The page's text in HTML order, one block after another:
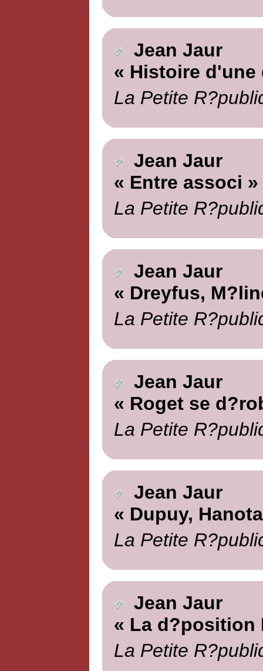
Jean Jaur
« Histoire d'une
La Petite
Jean Jaur
« Entre associ »
La Petite
Jean Jaur
« Dreyfus,
La Petite
Jean Jaur
« Roget se
La Petite
Jean Jaur
« Dupuy,
La Petite
Jean Jaur
« La d?position
La Petite